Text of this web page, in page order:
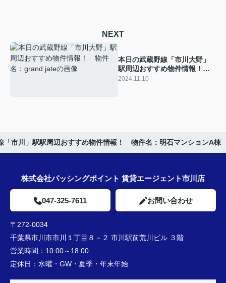
NEXT
本日の武蔵野線「市川大野」
駅周辺おすすめ物件情報！
物件名：grand jate
2024.11.10
「市川」駅駅周辺おすすめ物件情報！ 物件名：明石マンションA棟
株式会社パッシングポイント 賃貸エージェント市川店
047-325-7611 お問い合わせ
〒272-0034
千葉県市川市市川１丁目８－２ 市川駅前荒川ビル ３階
営業時間： 10:00～18:00
定休日： 水曜・GW・夏季・年末年始